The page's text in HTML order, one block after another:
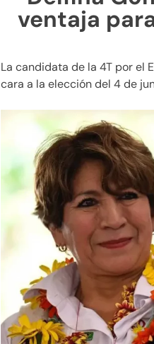
ventaja
La candidata de la 4T por el
cara a la elección del 4 de